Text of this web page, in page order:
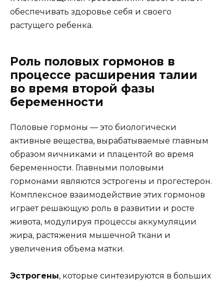
обеспечивать здоровье себя и своего
растущего ребенка.
Роль половых гормонов в
процессе расширения талии
во время второй фазы
беременности
Половые гормоны — это биологически
активные вещества, вырабатываемые главным
образом яичниками и плацентой во время
беременности. Главными половыми
гормонами являются эстрогены и прогестерон.
Комплексное взаимодействие этих гормонов
играет решающую роль в развитии и росте
живота, модулируя процессы аккумуляции
жира, растяжения мышечной ткани и
увеличения объема матки.
Эстрогены, которые синтезируются в больших